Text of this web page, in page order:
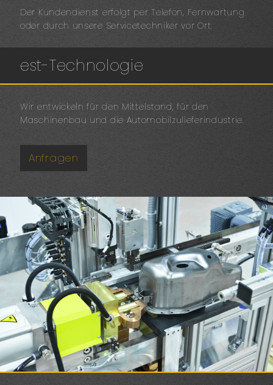
Der Kundendienst erfolgt per Telefon, Fernwartung
oder durch unsere Servicetechniker vor Ort.
est-Technologie
Wir entwickeln für den Mittelstand, für den
Maschinenbau und die Automobilzulieferindustrie.
Anfragen